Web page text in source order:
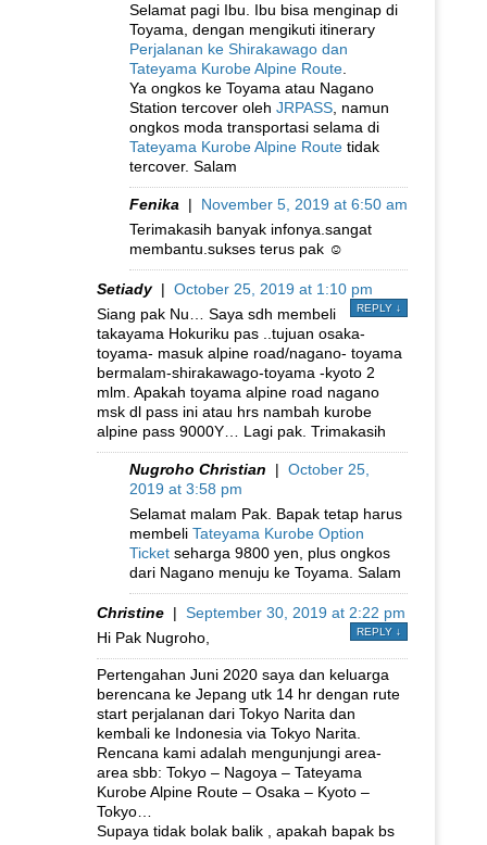
Selamat pagi Ibu. Ibu bisa menginap di
Toyama, dengan mengikuti itinerary
Perjalanan ke Shirakawago dan
Tateyama Kurobe Alpine Route.
Ya ongkos ke Toyama atau Nagano
Station tercover oleh JRPASS, namun
ongkos moda transportasi selama di
Tateyama Kurobe Alpine Route tidak
tercover. Salam
Fenika | November 5, 2019 at 6:50 am
Terimakasih banyak infonya.sangat
membantu.sukses terus pak ☺️
Setiady| October 25, 2019 at 1:10 pm
REPLY ↓
Siang pak Nu… Saya sdh membeli
takayama Hokuriku pas ..tujuan osaka-
toyama- masuk alpine road/nagano- toyama
bermalam-shirakawago-toyama -kyoto 2
mlm. Apakah toyama alpine road nagano
msk dl pass ini atau hrs nambah kurobe
alpine pass 9000Y… Lagi pak. Trimakasih
Nugroho Christian | October 25,
2019 at 3:58 pm
Selamat malam Pak. Bapak tetap harus
membeli Tateyama Kurobe Option
Ticket seharga 9800 yen, plus ongkos
dari Nagano menuju ke Toyama. Salam
Christine | September 30, 2019 at 2:22 pm
REPLY ↓
Hi Pak Nugroho,
Pertengahan Juni 2020 saya dan keluarga
berencana ke Jepang utk 14 hr dengan rute
start perjalanan dari Tokyo Narita dan
kembali ke Indonesia via Tokyo Narita.
Rencana kami adalah mengunjungi area-
area sbb: Tokyo – Nagoya – Tateyama
Kurobe Alpine Route – Osaka – Kyoto –
Tokyo…
Supaya tidak bolak balik , apakah bapak bs